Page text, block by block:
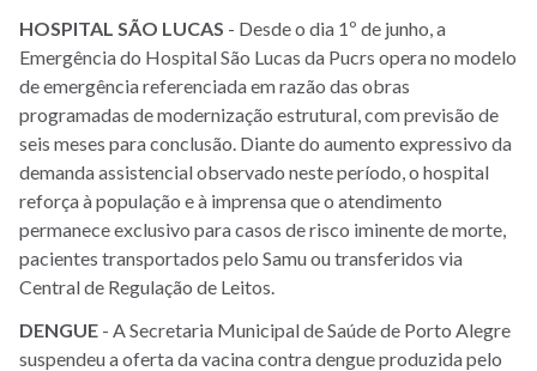
HOSPITAL SÃO LUCAS - Desde o dia 1º de junho, a
Emergência do Hospital São Lucas da Pucrs opera no modelo
de emergência referenciada em razão das obras
programadas de modernização estrutural, com previsão de
seis meses para conclusão. Diante do aumento expressivo da
demanda assistencial observado neste período, o hospital
reforça à população e à imprensa que o atendimento
permanece exclusivo para casos de risco iminente de morte,
pacientes transportados pelo Samu ou transferidos via
Central de Regulação de Leitos.
DENGUE - A Secretaria Municipal de Saúde de Porto Alegre
suspendeu a oferta da vacina contra dengue produzida pelo